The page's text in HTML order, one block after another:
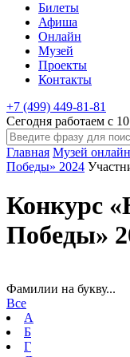
Билеты
Афиша
Онлайн
Музей
Проекты
Контакты
+7 (499) 449-81-81
Сегодня работаем с
Главная Музей онлайн
Победы» 2024
Конкурс
Победы»
Фамилии на букву...
Все
А
Б
Г